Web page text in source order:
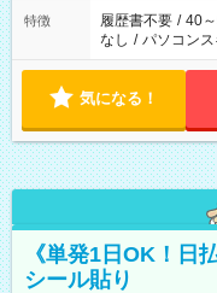
特徴 履歴書不要 / 40
なし / パソコン
気になる！
《単発1日OK！日
シール貼り